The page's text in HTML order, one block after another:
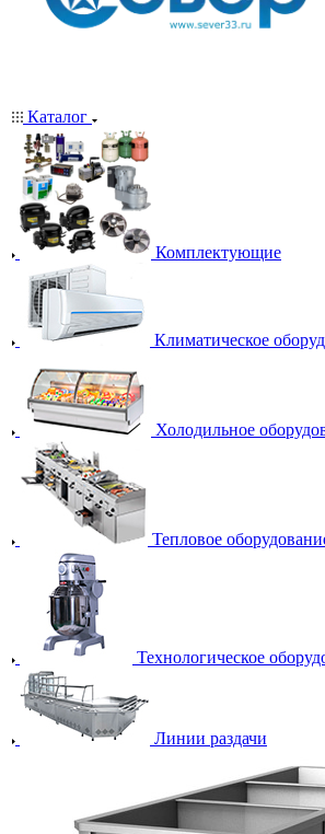
Каталог
Комплектующие
Климатическое
Холодильное
Тепловое
Технологическое
Линии раздачи